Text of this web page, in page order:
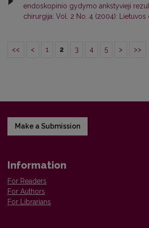
endoskopinio gydymo ankstyvieji
chirurgija: Vol. 2 No. 4 (2004): Lietuvos
<< < 1 2 3 4 5 > >>
Make a Submission
Information
For Readers
For Authors
For Librarians